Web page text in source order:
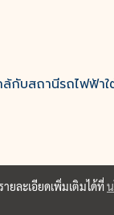
บสถานีรถไฟฟ้า
ยละเอียดเพิ่มเติมได้ที่